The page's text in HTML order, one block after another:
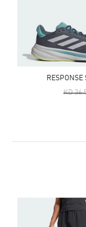
Price Reduced
KD
To